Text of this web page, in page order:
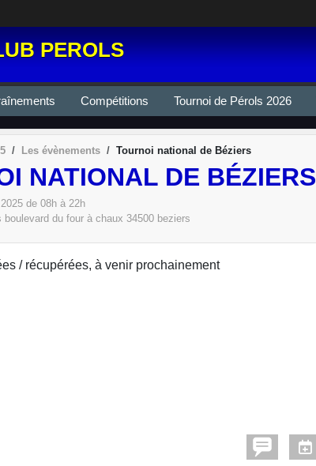
PEROLS
Compétitions Tournoi de Pérols 2026
Les évènements Tournoi national de Béziers
NATIONAL DE BÉZIERS
2025 de 08h à 22h
boulevard du four à chaux 34500 beziers
/ récupérées, à venir prochainement